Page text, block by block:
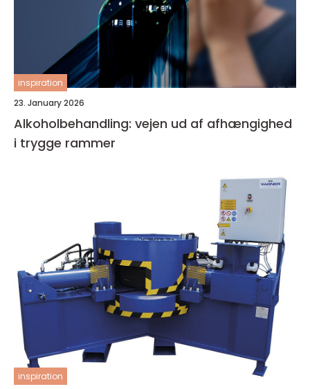
inspiration
23. January 2026
Alkoholbehandling: vejen ud af afhængighed
i trygge rammer
inspiration